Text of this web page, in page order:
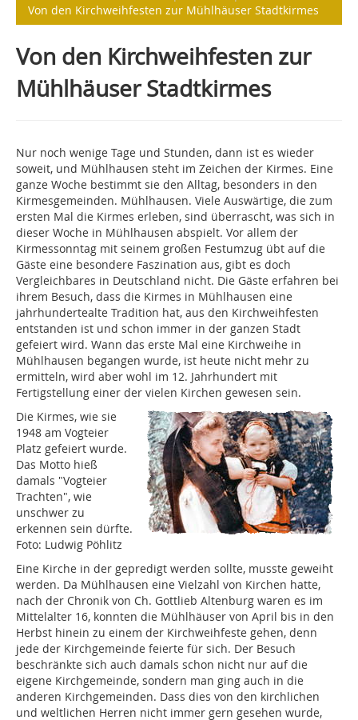
Von den Kirchweihfesten zur Mühlhäuser Stadtkirmes
Von den Kirchweihfesten zur
Mühlhäuser Stadtkirmes
Nur noch wenige Tage und Stunden, dann ist es wieder
soweit, und Mühlhausen steht im Zeichen der Kirmes. Eine
ganze Woche bestimmt sie den Alltag, besonders in den
Kirmesgemeinden. Mühlhausen. Viele Auswärtige, die zum
ersten Mal die Kirmes erleben, sind überrascht, was sich in
dieser Woche in Mühlhausen abspielt. Vor allem der
Kirmessonntag mit seinem großen Festumzug übt auf die
Gäste eine besondere Faszination aus, gibt es doch
Vergleichbares in Deutschland nicht. Die Gäste erfahren bei
ihrem Besuch, dass die Kirmes in Mühlhausen eine
jahrhundertealte Tradition hat, aus den Kirchweihfesten
entstanden ist und schon immer in der ganzen Stadt
gefeiert wird. Wann das erste Mal eine Kirchweihe in
Mühlhausen begangen wurde, ist heute nicht mehr zu
ermitteln, wird aber wohl im 12. Jahrhundert mit
Fertigstellung einer der vielen Kirchen gewesen sein.
Die Kirmes, wie sie
1948 am Vogteier
Platz gefeiert wurde.
Das Motto hieß
damals "Vogteier
Trachten", wie
unschwer zu
erkennen sein dürfte.
Foto: Ludwig Pöhlitz
Eine Kirche in der gepredigt werden sollte, musste geweiht
werden. Da Mühlhausen eine Vielzahl von Kirchen hatte,
nach der Chronik von Ch. Gottlieb Altenburg waren es im
Mittelalter 16, konnten die Mühlhäuser von April bis in den
Herbst hinein zu einem der Kirchweihfeste gehen, denn
jede der Kirchgemeinde feierte für sich. Der Besuch
beschränkte sich auch damals schon nicht nur auf die
eigene Kirchgemeinde, sondern man ging auch in die
anderen Kirchgemeinden. Dass dies von den kirchlichen
und weltlichen Herren nicht immer gern gesehen wurde,